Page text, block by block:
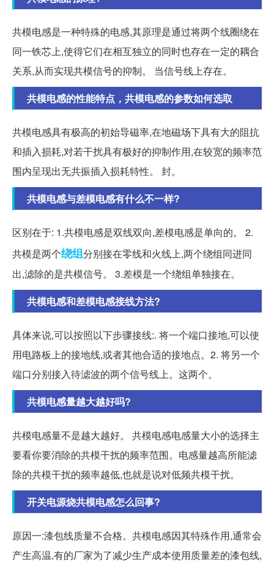
共模电感是一种特殊的电感,其原理是通过将两个线圈绕在
同一铁芯上,使得它们在相互独立的同时也存在一定的耦合
关系,从而实现共模信号的抑制。 当信号线上存在。
共模电感的性能特点，共模电感的参数如何选取
共模电感具有极高的初始导磁率,在地磁场下具有大的阻抗
和插入损耗,对若干扰具有极好的抑制作用,在较宽的频率范
围内呈现出无共振插入损耗特性。 封。
共模电感与差模电感有什么不一样?
区别在于: 1.共模电感是双线双向,差模电感是单向的。 2.
共模是两个绕组分别接在零线和火线上,两个绕组同进同
出,滤除的是共模信号。 3.差模是一个绕组单独接在。
共模电感和差模电感接线方法?
具体来说,可以按照以下步骤接线:. 将一个端口接地,可以使
用电路板上的接地线,或者其他合适的接地点。2. 将另一个
端口分别接入待滤波的两个信号线上。这两个。
共模电感量越大越好吗?
共模电感量不是越大越好。 共模电感电感量大小的选择主
要看你要消除的共模干扰的频率范围。电感量越高所能滤
除的共模干扰的频率越低,也就是说对低频共模干扰。
开关电源烧共模电感怎么回事?
原因一:漆包线质量不合格。共模电感因其特殊作用,通常会
产生高温,有的厂家为了减少生产成本使用质量差的漆包线,